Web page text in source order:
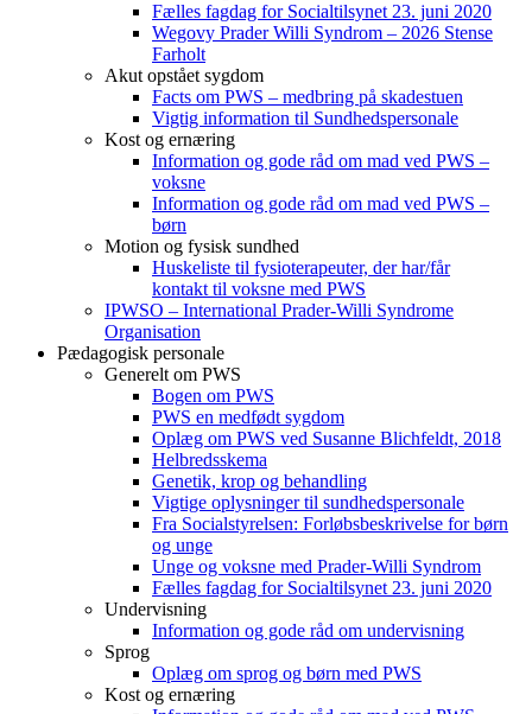
Fælles fagdag for Socialtilsynet 23. juni 2020
Wegovy Prader Willi Syndrom – 2026 Stense
Farholt
Akut opstået sygdom
Facts om PWS – medbring på skadestuen
Vigtig information til Sundhedspersonale
Kost og ernæring
Information og gode råd om mad ved PWS –
voksne
Information og gode råd om mad ved PWS –
børn
Motion og fysisk sundhed
Huskeliste til fysioterapeuter, der har/får
kontakt til voksne med PWS
IPWSO – International Prader-Willi Syndrome
Organisation
Pædagogisk personale
Generelt om PWS
Bogen om PWS
PWS en medfødt sygdom
Oplæg om PWS ved Susanne Blichfeldt, 2018
Helbredsskema
Genetik, krop og behandling
Vigtige oplysninger til sundhedspersonale
Fra Socialstyrelsen: Forløbsbeskrivelse for børn
og unge
Unge og voksne med Prader-Willi Syndrom
Fælles fagdag for Socialtilsynet 23. juni 2020
Undervisning
Information og gode råd om undervisning
Sprog
Oplæg om sprog og børn med PWS
Kost og ernæring